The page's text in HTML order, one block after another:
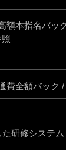
額本指名バッ
費全額バック
た研修システ